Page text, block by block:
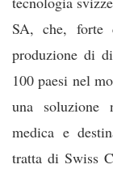
SA, che, forte
produzione di
100 paesi nel
una soluzione
medica e
tratta di Swiss